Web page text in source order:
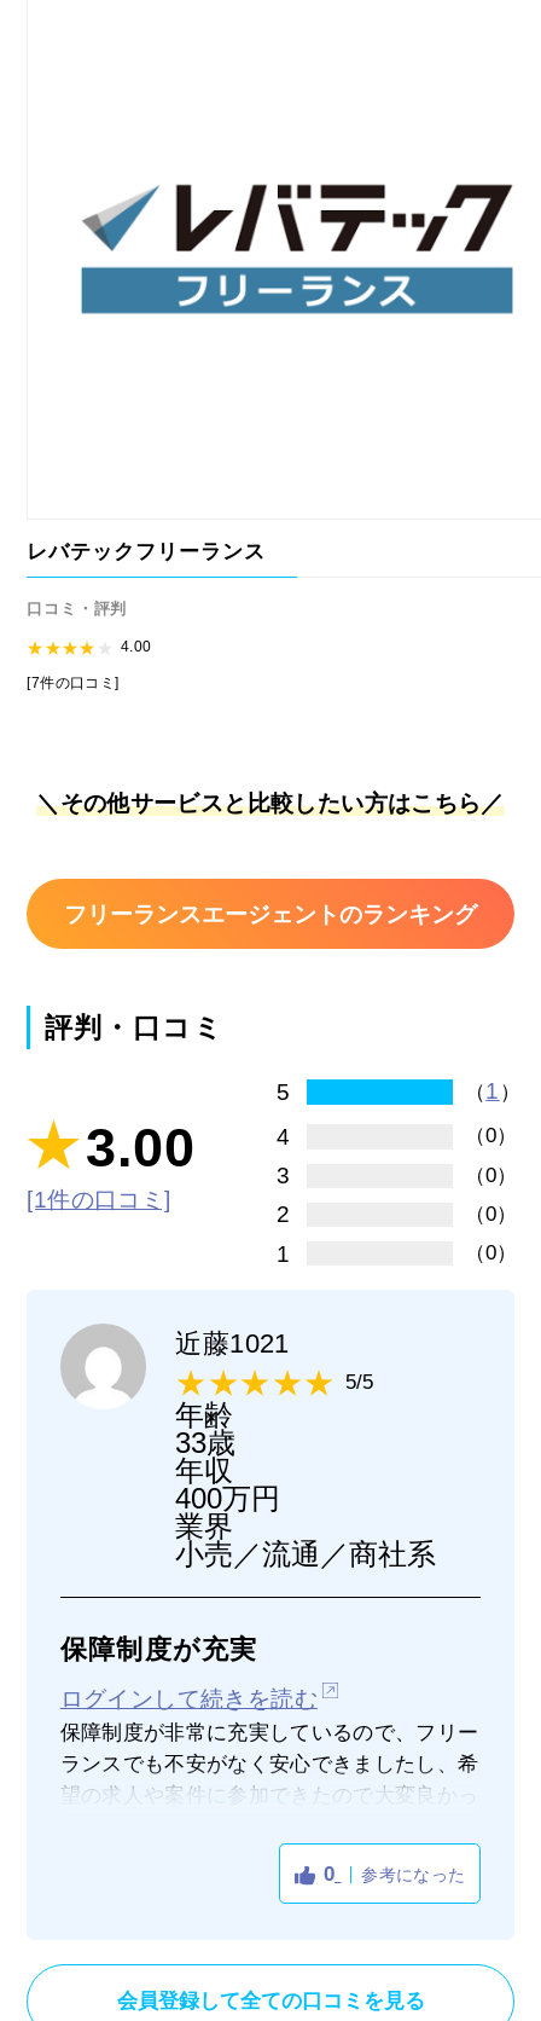
レバテックフリーランス
口コミ・評判
4.00
[7件の口コミ]
＼その他サービスと比較したい方はこちら／
フリーランスエージェントのランキング
評判・口コミ
3.00
[1件の口コミ]
5 （1 ）
4 （0）
3 （0）
2 （0）
1 （0）
近藤1021
5/5
年齢
33歳
年収
400万円
業界
小売／流通／商社系
保障制度が充実
ログインして続きを読む
保障制度が非常に充実しているので、フリー
ランスでも不安がなく安心できましたし、希
望の求人や案件に参加できたので大変良かっ
た求人をご紹介してもらえ助かりました。
0 参考になった
会員登録して全ての口コミを見る